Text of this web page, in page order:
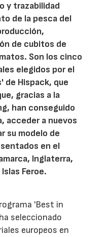
y trazabilidad
de la pesca del
de cubitos de
Son los cinco
elegidos por el
de Hispack, que
gracias a la
han conseguido
acceder a nuevos
su modelo de
en el
Inglaterra,
Feroe.
'Best in
seleccionado
europeos en